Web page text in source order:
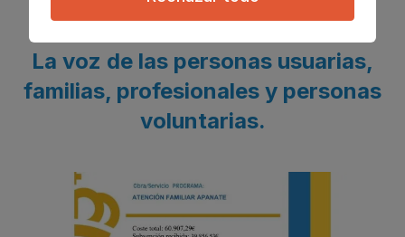
Blog
La voz de las personas usuarias,
familias, profesionales y personas
voluntarias.